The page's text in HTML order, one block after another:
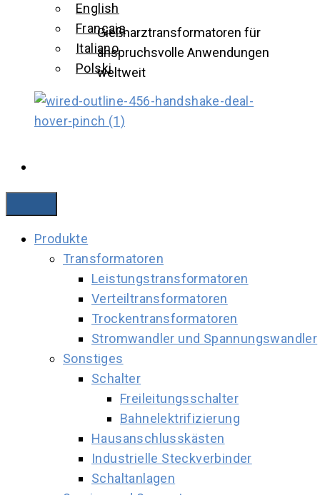
English
Français
Italiano
Polski
Produkte
Transformatoren
Leistungstransformatoren
Verteiltransformatoren
Trockentransformatoren
Stromwandler und Spannungswandler
Sonstiges
Schalter
Freileitungsschalter
Bahnelektrifizierung
Hausanschlusskästen
Industrielle Steckverbinder
Schaltanlagen
Gießharztransformatoren für
anspruchsvolle Anwendungen
weltweit